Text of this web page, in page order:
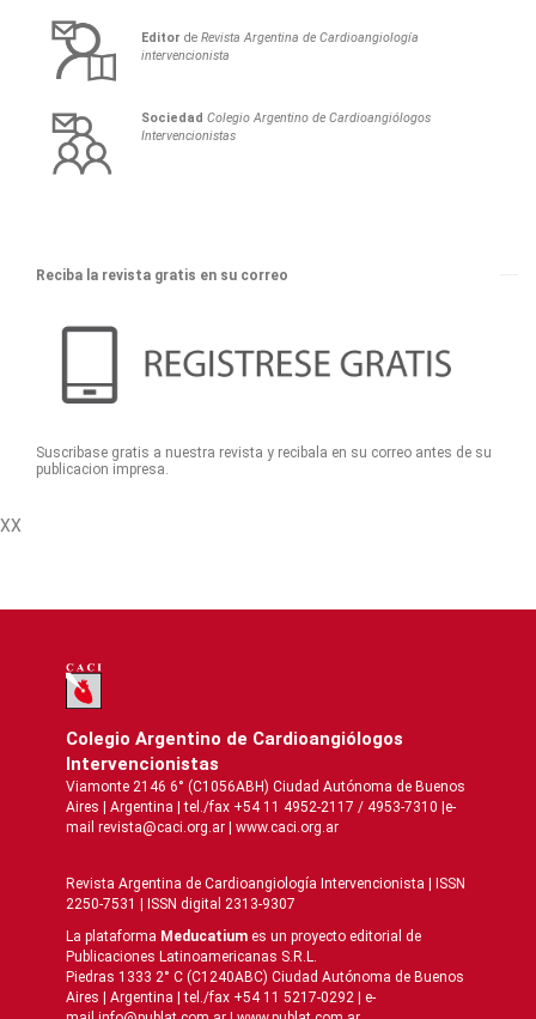
Editor deRevista Argentina de Cardioangiología
intervencionista
Sociedad Colegio Argentino de Cardioangiólogos
Intervencionistas
Reciba la revista gratis en su correo
Suscribase gratis a nuestra revista y recibala en su correo antes de su
publicacion impresa.
XX
Colegio Argentino de Cardioangiólogos
Intervencionistas
Viamonte 2146 6° (C1056ABH) Ciudad Autónoma de Buenos
Aires | Argentina | tel./fax +54 11 4952-2117 / 4953-7310 |e-
mail revista@caci.org.ar | www.caci.org.ar
Revista Argentina de Cardioangiologí­a Intervencionista | ISSN
2250-7531 | ISSN digital 2313-9307
La plataforma Meducatium es un proyecto editorial de
Publicaciones Latinoamericanas S.R.L.
Piedras 1333 2° C (C1240ABC) Ciudad Autónoma de Buenos
Aires | Argentina | tel./fax +54 11 5217-0292 | e-